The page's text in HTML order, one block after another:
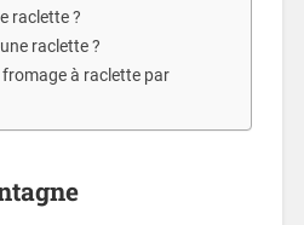
raclette ?
raclette ?
à raclette par